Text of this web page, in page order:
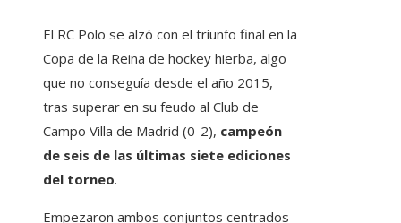
El RC Polo se alzó con el triunfo final en la
Copa de la Reina de hockey hierba, algo
que no conseguía desde el año 2015,
tras superar en su feudo al Club de
Campo Villa de Madrid (0-2), campeón
de seis de las últimas siete ediciones
del torneo.
Empezaron ambos conjuntos centrados